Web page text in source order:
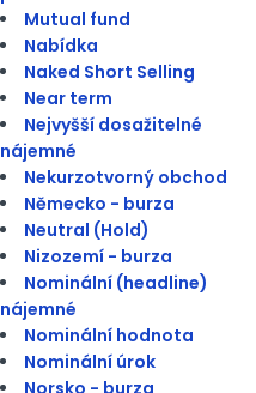
Mutual fund
Nabídka
Naked Short Selling
Near term
Nejvyšší dosažitelné
nájemné
Nekurzotvorný obchod
Německo - burza
Neutral (Hold)
Nizozemí - burza
Nominální (headline)
nájemné
Nominální hodnota
Nominální úrok
Norsko - burza